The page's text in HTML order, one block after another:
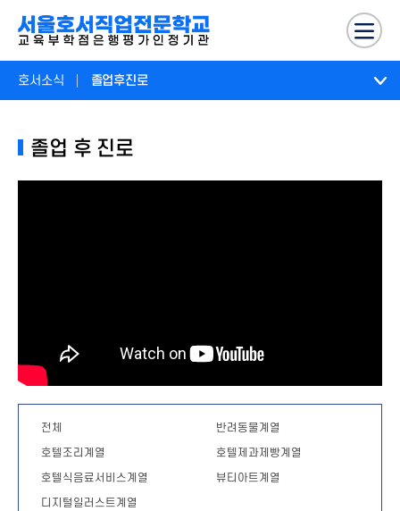
호서소식 졸업후진로
졸업 후 진로
전체
반려동물계열
호텔조리계열
호텔제과제빵계열
호텔식음료서비스계열
뷰티아트계열
디지털일러스트계열